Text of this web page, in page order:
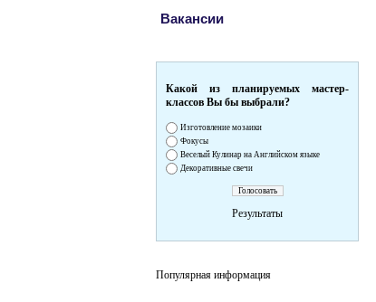
Вакансии
Какой из планируемых мастер-
классов Вы бы выбрали?
Изготовление мозаики
Фокусы
Веселый Кулинар на Английском языке
Декоративные свечи
Результаты
Популярная информация